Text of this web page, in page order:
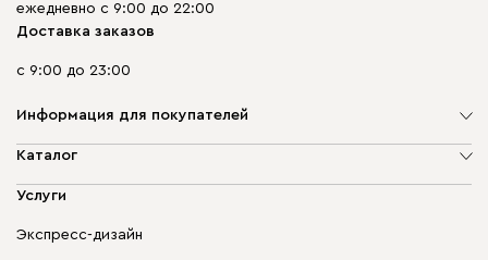
ежедневно с 9:00 до 22:00
Доставка заказов
с 9:00 до 23:00
Информация для покупателей
О компании
Доставка и оплата
диван.клуб
Каталог
Мягкая мебель
Бескаркасная мебель
Услуги
Экспресс-дизайн